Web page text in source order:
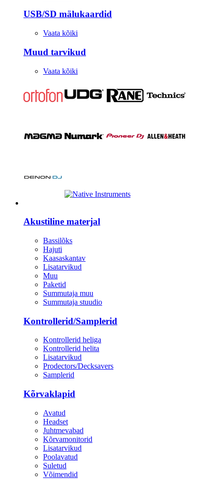
USB/SD mälukaardid
Vaata kõiki
Muud tarvikud
Vaata kõiki
Akustiline materjal
Bassilõks
Hajuti
Kaasaskantav
Lisatarvikud
Muu
Paketid
Summutaja muu
Summutaja stuudio
Kontrollerid/Samplerid
Kontrollerid heliga
Kontrollerid helita
Lisatarvikud
Prodectors/Decksavers
Samplerid
Kõrvaklapid
Avatud
Headset
Juhtmevabad
Kõrvamonitorid
Lisatarvikud
Poolavatud
Suletud
Võimendid